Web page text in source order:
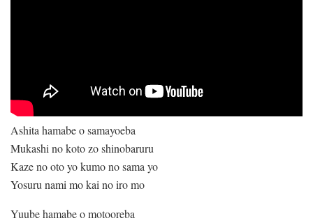
Ashita hamabe o samayoeba
Mukashi no koto zo shinobaruru
Kaze no oto yo kumo no sama yo
Yosuru nami mo kai no iro mo
Yuube hamabe o motooreba